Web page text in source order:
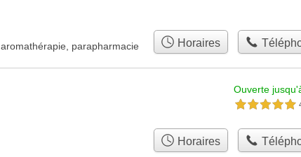
aromathérapie, parapharmacie Horaires
Ouverte
5,0 étoiles sur 5
Horaires